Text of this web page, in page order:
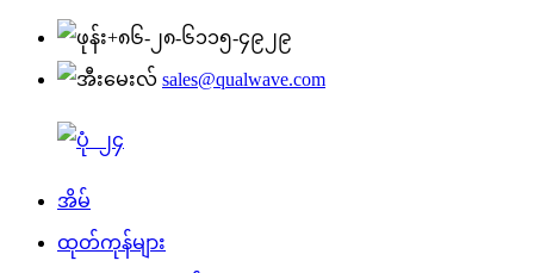
+၈၆-၂၈-၆၁၁၅-၄၉၂၉
sales@qualwave.com
အိမ်
ထုတ်ကုန်များ